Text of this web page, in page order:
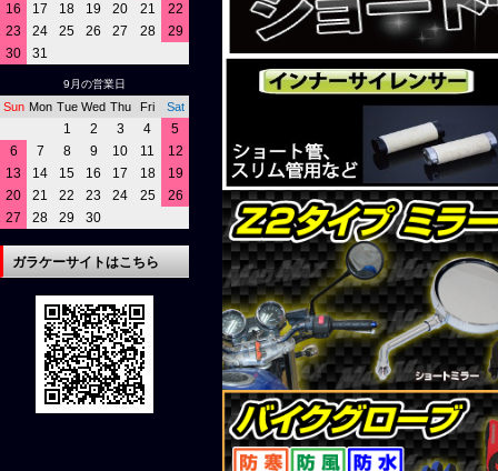
16
17 18 19 20 21
22
23
24 25 26 27 28
29
30
31
9月の営業日
Sun Mon Tue Wed Thu Fri Sat
1 2 3 4
5
6
7 8 9 10 11
12
13
14 15 16 17 18
19
20
21 22 23 24 25
26
27
28 29 30
ガラケーサイトはこちら